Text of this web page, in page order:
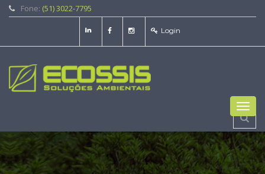
Fone: (51) 3022-7795
Login